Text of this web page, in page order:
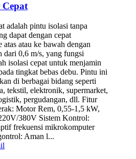
adalah pintu isolasi tanpa
dapat dengan cepat
atas atau ke bawah dengan
dari 0,6 m/s, yang fungsi
isolasi cepat untuk menjamin
tingkat bebas debu. Pintu ini
di berbagai bidang seperti
tekstil, elektronik, supermarket,
pergudangan, dll. Fitur
Motor Rem, 0,55-1,5 kW,
380V Sistem Kontrol:
frekuensi mikrokomputer
Aman l...